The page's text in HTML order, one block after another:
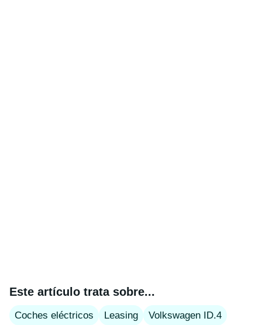
Este artículo trata sobre...
Coches eléctricos Leasing
Volkswagen ID.4